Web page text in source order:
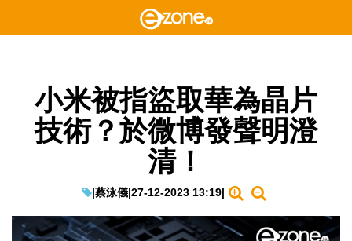
小米被指盜取華為晶片
技術？於微博發聲明澄
清！
|蔡泳儀|27-12-2023 13:19|